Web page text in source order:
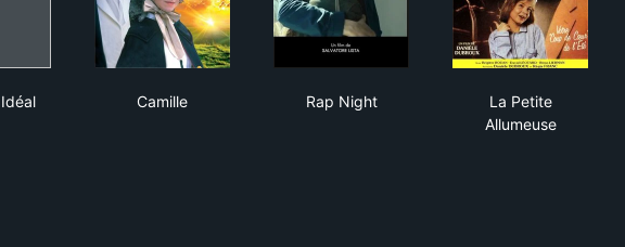
Idéal
Camille
Rap Night
La Petite
Allumeuse